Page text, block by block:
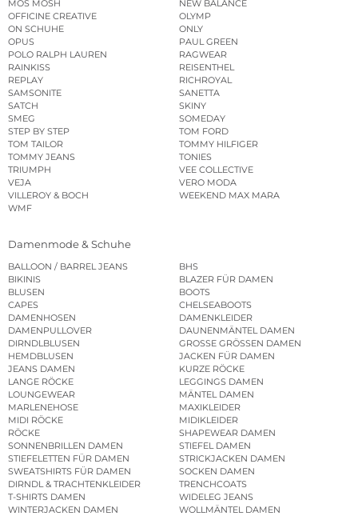
MOS MOSH
NEW BALANCE
OFFICINE CREATIVE
OLYMP
ON SCHUHE
ONLY
OPUS
PAUL GREEN
POLO RALPH LAUREN
RAGWEAR
RAINKISS
REISENTHEL
REPLAY
RICHROYAL
SAMSONITE
SANETTA
SATCH
SKINY
SMEG
SOMEDAY
STEP BY STEP
TOM FORD
TOM TAILOR
TOMMY HILFIGER
TOMMY JEANS
TONIES
TRIUMPH
VEE COLLECTIVE
VEJA
VERO MODA
VILLEROY & BOCH
WEEKEND MAX MARA
WMF
Damenmode & Schuhe
BALLOON / BARREL JEANS
BHS
BIKINIS
BLAZER FÜR DAMEN
BLUSEN
BOOTS
CAPES
CHELSEABOOTS
DAMENHOSEN
DAMENKLEIDER
DAMENPULLOVER
DAUNENMÄNTEL DAMEN
DIRNDLBLUSEN
GROSSE GRÖSSEN DAMEN
HEMDBLUSEN
JACKEN FÜR DAMEN
JEANS DAMEN
KURZE RÖCKE
LANGE RÖCKE
LEGGINGS DAMEN
LOUNGEWEAR
MÄNTEL DAMEN
MARLENEHOSE
MAXIKLEIDER
MIDI RÖCKE
MIDIKLEIDER
RÖCKE
SHAPEWEAR DAMEN
SONNENBRILLEN DAMEN
STIEFEL DAMEN
STIEFELETTEN FÜR DAMEN
STRICKJACKEN DAMEN
SWEATSHIRTS FÜR DAMEN
SOCKEN DAMEN
DIRNDL & TRACHTENKLEIDER
TRENCHCOATS
T-SHIRTS DAMEN
WIDELEG JEANS
WINTERJACKEN DAMEN
WOLLMÄNTEL DAMEN